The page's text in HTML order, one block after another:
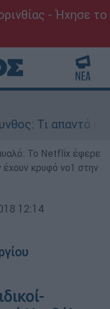
- Ήχησε το
Τι απαντά η
Το Netflix έφερε
έχουν κρυφό νο1 στην
12:14